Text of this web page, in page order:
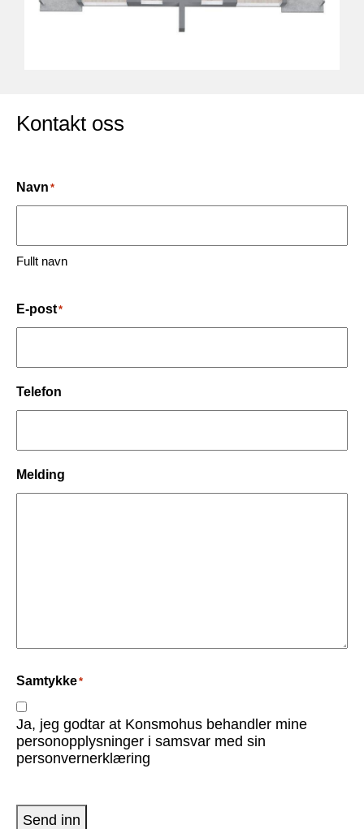
Kontakt oss
Navn *
Fullt navn
E-post*
Telefon
Melding
Samtykke*
Ja, jeg godtar at Konsmohus behandler mine
personopplysninger i samsvar med sin
personvernerklæring
Send inn